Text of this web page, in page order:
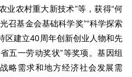
业农村重大新技术”等，获得“何
召基金会基础科学奖”“科学探索
区建立40周年创新创业人物和先
五一劳动奖状”等奖项。基因组
略需求和地方经济社会发展需